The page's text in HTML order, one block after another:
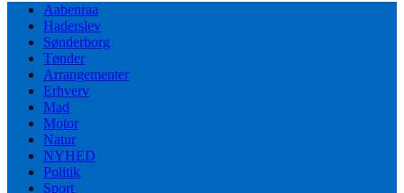
Aabenraa
Haderslev
Sønderborg
Tønder
Arrangementer
Erhverv
Mad
Motor
Natur
NYHED
Politik
Sport